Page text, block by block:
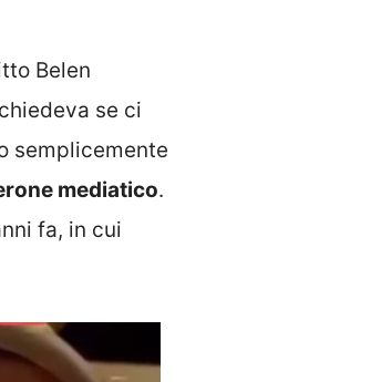
Belen
se ci
semplicemente
mediatico.
fa, in cui